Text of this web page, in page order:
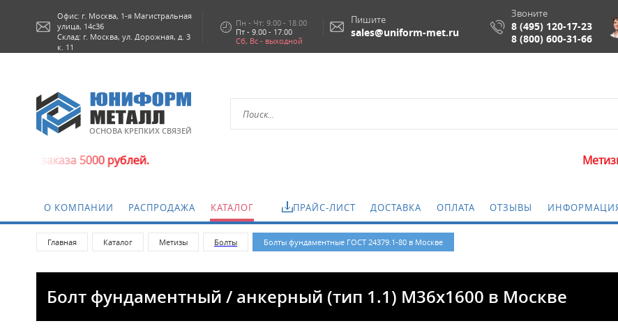
Офис: г. Москва, 1-я Магистральная
улица, 14с36
Склад: г. Москва, ул. Дорожная, д. 3
к. 11
Пн - Чт: 9.00 - 18.00
Пт - 9.00 - 17.00
Сб, Вс - выходной
Пишите
sales@uniform-met.ru
Звоните
8 (495) 120-17-23
8 (800) 600-31-66
ОСНОВА КРЕПКИХ СВЯЗЕЙ
рублей. Метизы и крепежные
О КОМПАНИИ РАСПРОДАЖА КАТАЛОГ ПРАЙС-ЛИСТ ДОСТАВКА ОПЛАТА ОТЗЫВЫ
Главная Каталог Метизы Болты Болты фундаментные ГОСТ 24379.1-80 в Москве
Болт фундаментный / анкерный (тип 1.1) M36x1600 в Москве